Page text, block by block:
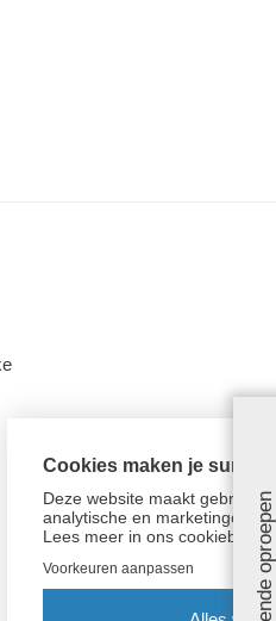
Cookies maken je
Deze website maakt gebruik
analytische en
Lees meer in ons cookiebeleid.
Voorkeuren aanpassen Dringende oproepen